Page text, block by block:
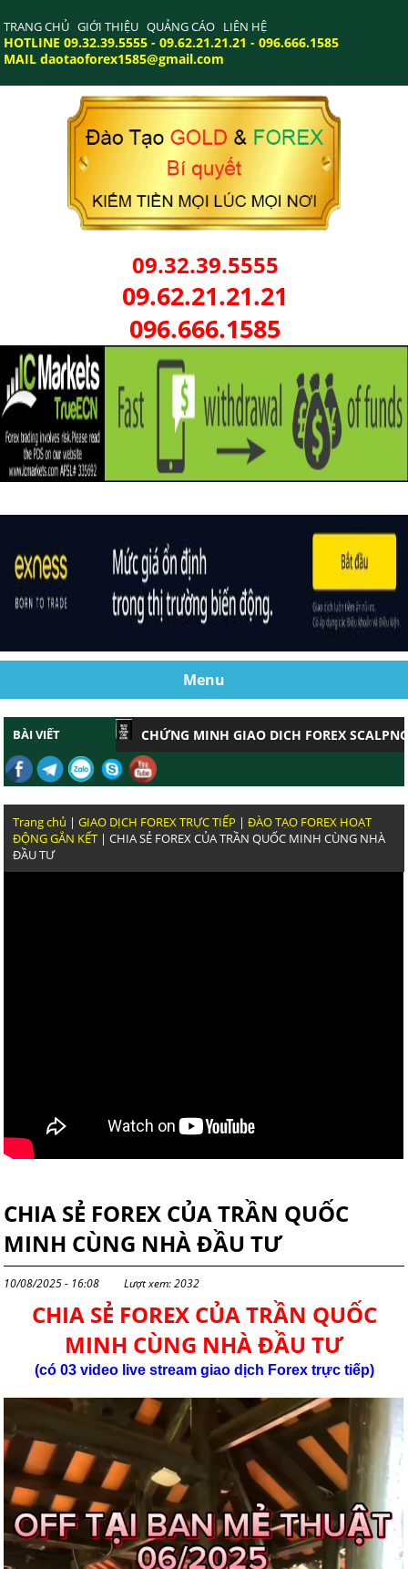
TRANG CHỦ GIỚI THIỆU QUẢNG CÁO LIÊN HỆ
HOTLINE 09.32.39.5555 - 09.62.21.21.21 - 096.666.1585
MAIL daotaoforex1585@gmail.com
09.32.39.5555
09.62.21.21.21
096.666.1585
Menu
BÀI VIẾT CHỨNG MINH GIAO DỊCH FOREX SCALPNG HIỆU
THỰC CHIẾN GIAO DỊCH VÀNG CỦA TRẦN QUỐC MINH
Trang chủ |GIAO DỊCH FOREX TRỰC TIẾP |ĐÀO TẠO FOREX HOẠT
ĐỘNG GẮN KẾT | CHIA SẺ FOREX CỦA TRẦN QUỐC MINH CÙNG NHÀ
ĐẦU TƯ
CHIA SẺ FOREX CỦA TRẦN QUỐC
MINH CÙNG NHÀ ĐẦU TƯ
10/08/2025 - 16:08 Lượt xem: 2032
CHIA SẺ FOREX CỦA TRẦN QUỐC
MINH CÙNG NHÀ ĐẦU TƯ
(có 03 video live stream giao dịch Forextrực tiếp)